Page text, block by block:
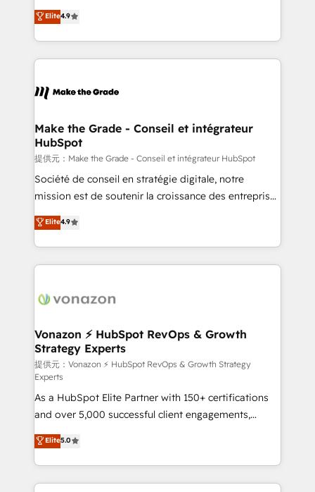
international offices and 175+ employees.
Intégration de HubSpot avec d’autres outils (ERP,
téléphonie, etc.) • Alignement des équipes grâce à un
outil et des données partagées • Amélioration de la
collecte et de l’analyse des données pour des
de la productivité des équipes Notre équipe de 30
avec un engagement total, alignant processus
métiers et technologie, et guidant vos équipes à
travers le changement, tout en centrant vos objectifs
d’entreprise. Grâce à une méthodologie éprouvée
auprès de plus de 400 clients, nous comprenons
HubSpot dans votre organisation. Pour toute
question technique ou besoin de structuration de
Elite4.9
Make the Grade - Conseil et intégrateur
HubSpot
提供元：Make the Grade - Conseil et intégrateur HubSpot
Société de conseil en stratégie digitale, notre
mission est de soutenir la croissance des entreprises
B2B à travers l’acquisition de nouveaux clients,
l'intégration CRM et le développement des revenus
auprès de vos comptes existants. En France et à
l'international, nous travaillons avec des ETI
delà d’une simple transformation digitale et des
➤ L’intégration de CRM et de méthodologie RevOps
pour aligner les équipes marketing, commerciales et
support client (data migration, synchronisation API,
audit et maintenance) ➤ La création de sites internet
de conversion qui transforment les visiteurs en
opportunités d'affaires ➤ La mise en place de
stratégies d'acquisition marketing (SEO, SEA,
inbound, automatisation marketing, ABM, IA,
emailing) Informations clés : - 10 ans d'expérience -
100+ intégrations CRM HubSpot réussies - 40
Elite4.9
Vonazon ⚡ HubSpot RevOps & Growth
Strategy Experts
提供元：Vonazon ⚡ HubSpot RevOps & Growth Strategy
Experts
As a HubSpot Elite Partner with 150+ certifications
and over 5,000 successful client engagements,
Vonazon turns marketing complexity into
measurable, scalable growth. From onboarding to
enterprise-grade campaigns, our in-house team
builds scalable strategies that drive long-term
Elite5.0